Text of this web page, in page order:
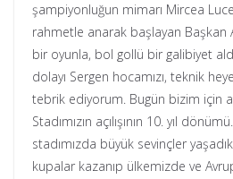
şampiyonluğun mimarı Mircea
rahmetle anarak başlayan Başkan
bir oyunla, bol gollü bir galibiyet
dolayı Sergen hocamızı, teknik
tebrik ediyorum. Bugün bizim için
Stadımızın açılışının 10. yıl
stadımızda büyük sevinçler
kupalar kazanıp ülkemizde ve